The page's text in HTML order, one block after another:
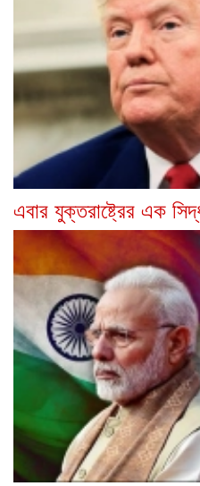
এবার যুক্তরাষ্ট্রের এক